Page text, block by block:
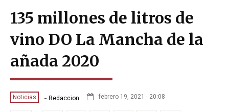
135 millones de litros de
vino DO La Mancha de la
añada 2020
Noticias - Redaccion febrero 19, 2021 · 20:08